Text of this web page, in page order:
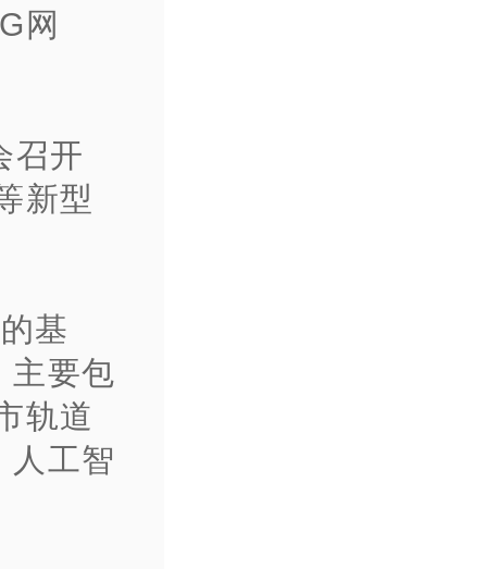
网
召开
新型
基
主要包
轨道
人工智